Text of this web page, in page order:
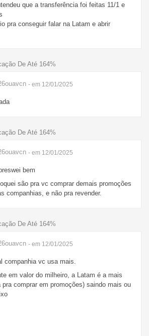
que a transferência foi feitas 11/1 e
pra conseguir falar na Latam e abrir
De Até 164%
- em 12/01/2025
De Até 164%
- em 12/01/2025
bem
são pra vc comprar demais promoções
companhias, e não pra revender.
De Até 164%
- em 12/01/2025
companhia vc usa mais.
em valor do milheiro, a Latam é a mais
comprar em promoções) saindo mais ou